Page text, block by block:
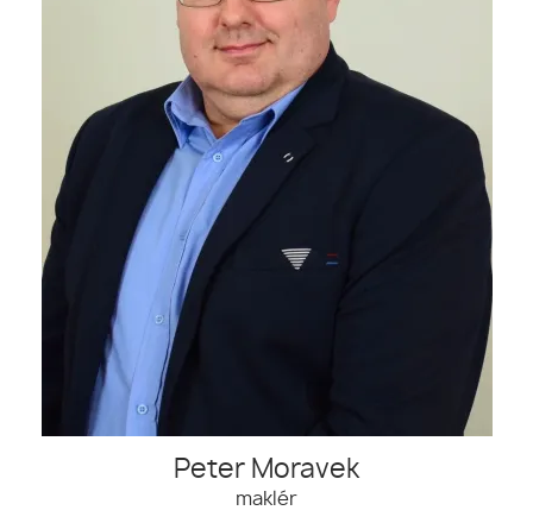
Peter Moravek
maklér